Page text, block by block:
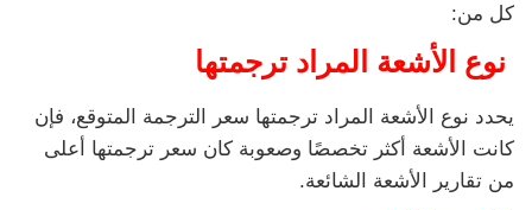
كل من:
نوع الأشعة المراد ترجمتها
يحدد نوع الأشعة المراد ترجمتها سعر الترجمة المتوقع، فإن
كانت الأشعة أكثر تخصصًا وصعوبة كان سعر ترجمتها أعلى
من تقارير الأشعة الشائعة.